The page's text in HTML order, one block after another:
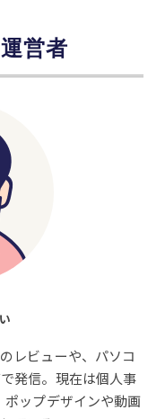
営者
レビューや、パソコ
発信。現在は個人事
ップデザインや動画